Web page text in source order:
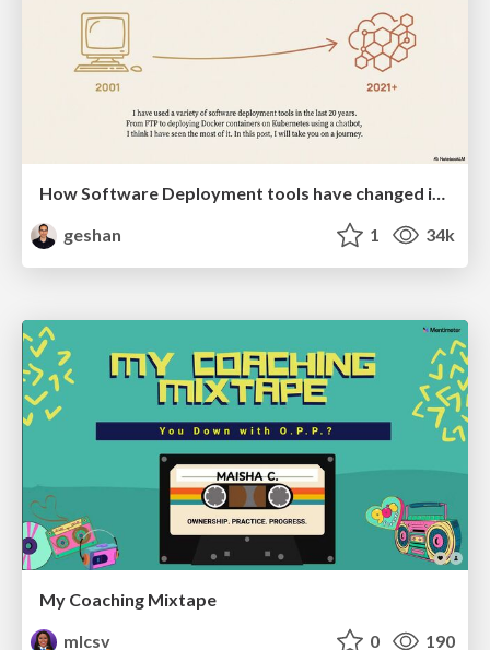
How Software Deployment tools have changed in the past 20 years
geshan
1 34k
My Coaching Mixtape
mlcsv
0 190